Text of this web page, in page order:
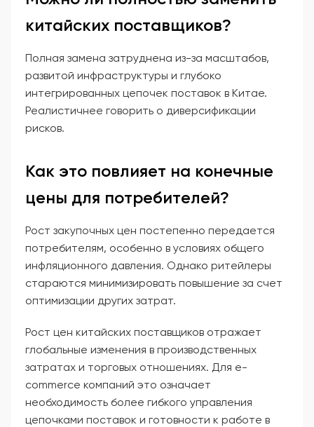
китайских поставщиков?
Полная замена затруднена из-за масштабов,
развитой инфраструктуры и глубоко
интегрированных цепочек поставок в Китае.
Реалистичнее говорить о диверсификации
рисков.
Как это повлияет на конечные
цены для потребителей?
Рост закупочных цен постепенно передается
потребителям, особенно в условиях общего
инфляционного давления. Однако ритейлеры
стараются минимизировать повышение за счет
оптимизации других затрат.
Рост цен китайских поставщиков отражает
глобальные изменения в производственных
затратах и торговых отношениях. Для e-
commerce компаний это означает
необходимость более гибкого управления
цепочками поставок и готовности к работе в